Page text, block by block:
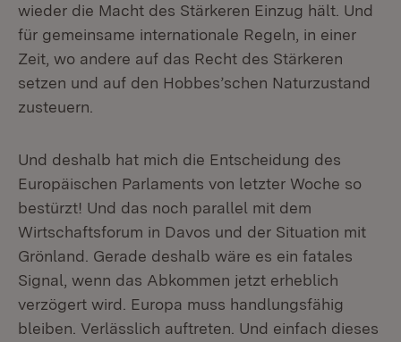
wieder die Macht des Stärkeren Einzug hält. Und
für gemeinsame internationale Regeln, in einer
Zeit, wo andere auf das Recht des Stärkeren
setzen und auf den Hobbes’schen Naturzustand
zusteuern.
Und deshalb hat mich die Entscheidung des
Europäischen Parlaments von letzter Woche so
bestürzt! Und das noch parallel mit dem
Wirtschaftsforum in Davos und der Situation mit
Grönland. Gerade deshalb wäre es ein fatales
Signal, wenn das Abkommen jetzt erheblich
verzögert wird. Europa muss handlungsfähig
bleiben. Verlässlich auftreten. Und einfach dieses